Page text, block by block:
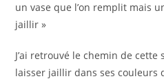
un vase que l’on remplit mais
jaillir »
J’ai retrouvé le chemin de
laisser jaillir dans ses couleurs